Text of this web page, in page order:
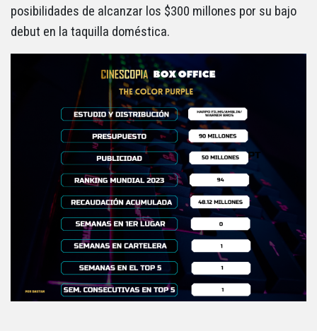
posibilidades de alcanzar los $300 millones por su bajo
debut en la taquilla doméstica.